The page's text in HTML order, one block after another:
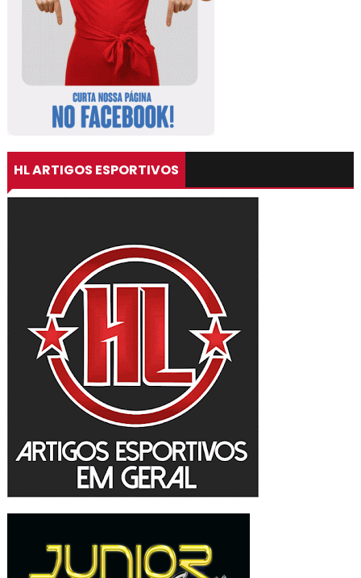
HL ARTIGOS ESPORTIVOS